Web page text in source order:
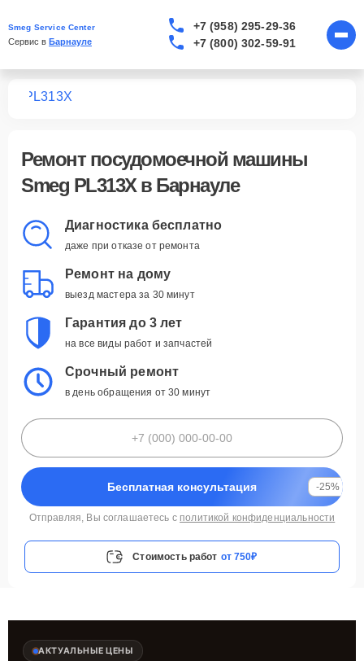
Smeg Service Center
Сервис в Барнауле
+7 (958) 295-29-36
+7 (800) 302-59-91
PL313X
Ремонт посудомоечной машины
Smeg PL313Xв Барнауле
Диагностика бесплатно
даже при отказе от ремонта
Ремонт на дому
выезд мастера за 30 минут
Гарантия до 3 лет
на все виды работ и запчастей
Срочный ремонт
в день обращения от 30 минут
Бесплатная консультация -25%
Отправляя, Вы соглашаетесь с политикой конфиденциальности
Стоимость работ от 750₽
АКТУАЛЬНЫЕ ЦЕНЫ